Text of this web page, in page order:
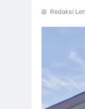
Redaksi